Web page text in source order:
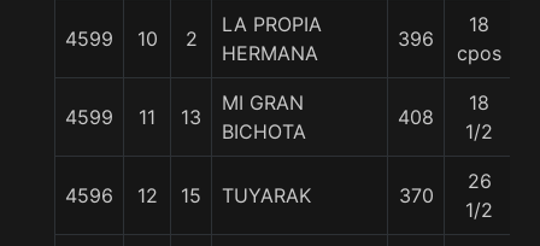
4599 10 2
LA PROPIA
HERMANA
396
18
cpos
4599 11 13
MI GRAN
BICHOTA
408
18
1/2
4596 12 15 TUYARAK 370
26
1/2